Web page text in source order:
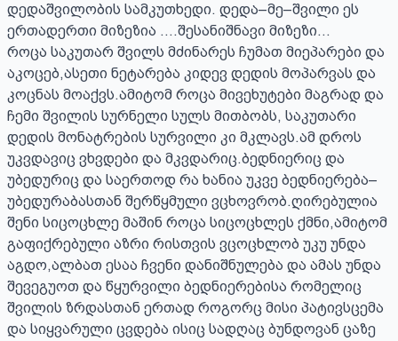
დედაშვილობის სამკუთხედი. დედა–მე–შვილი ეს
ერთადერთი მიზეზია ….შესანიშნავი მიზეზი…
როცა საკუთარ შვილს მძინარეს ჩუმათ მიეპარები და
აკოცებ,ასეთი ნეტარება კიდევ დედის მოპარვას და
კოცნას მოაქვს.ამიტომ როცა მივეხუტები მაგრად და
ჩემი შვილის სურნელი სულს მითბობს, საკუთარი
დედის მონატრების სურვილი კი მკლავს.ამ დროს
უკვდავიც ვხვდები და მკვდარიც.ბედნიერიც და
უბედურიც და საერთოდ რა ხანია უკვე ბედნიერება–
უბედურაბასთან შერწყმული ვცხოვრობ.ღირებულია
შენი სიცოცხლე მაშინ როცა სიცოცხლეს ქმნი,ამიტომ
გაფიქრებული აზრი რისთვის ვცოცხლობ უკუ უნდა
აგდო,ალბათ ესაა ჩვენი დანიშნულება და ამას უნდა
შევეგუოთ და წყურვილი ბედნიერებისა რომელიც
შვილის ზრდასთან ერთად როგორც მისი პატივსცემა
და სიყვარული ცვდება ისიც სადღაც ბუნდოვან ცაზე